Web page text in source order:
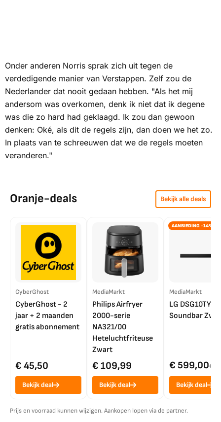
Onder anderen Norris sprak zich uit tegen de
verdedigende manier van Verstappen. Zelf zou de
Nederlander dat nooit gedaan hebben. "Als het mij
andersom was overkomen, denk ik niet dat ik degene
was die zo hard had geklaagd. Ik zou dan gewoon
denken: Oké, als dit de regels zijn, dan doen we het zo.
In plaats van te schreeuwen dat we de regels moeten
veranderen."
Oranje-deals Bekijk alle deals
CyberGhost
CyberGhost - 2
jaar + 2 maanden
gratis abonnement
€ 45,50
Bekijk deal
MediaMarkt
Philips Airfryer
2000-serie
NA321/00
Heteluchtfriteuse
Zwart
€ 109,99
Bekijk deal
AANBIEDING -14%
MediaMarkt
LG DSG10TY
Soundbar
€ 599,00€
Bekijk deal
Prijs en voorraad kunnen wijzigen. Aankopen lopen via de partner.